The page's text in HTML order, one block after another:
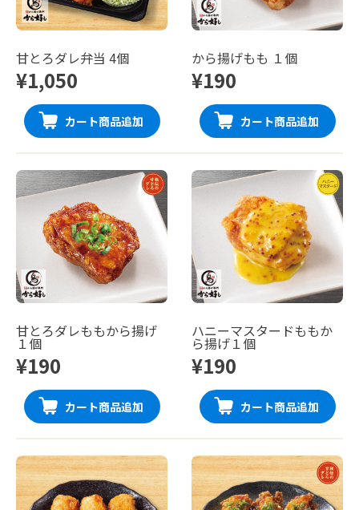
甘とろダレ弁当 4個
¥1,050
カート商品追加
から揚げもも １個
¥190
カート商品追加
甘とろダレももから揚げ
１個
¥190
カート商品追加
ハニーマスタードももか
ら揚げ１個
¥190
カート商品追加